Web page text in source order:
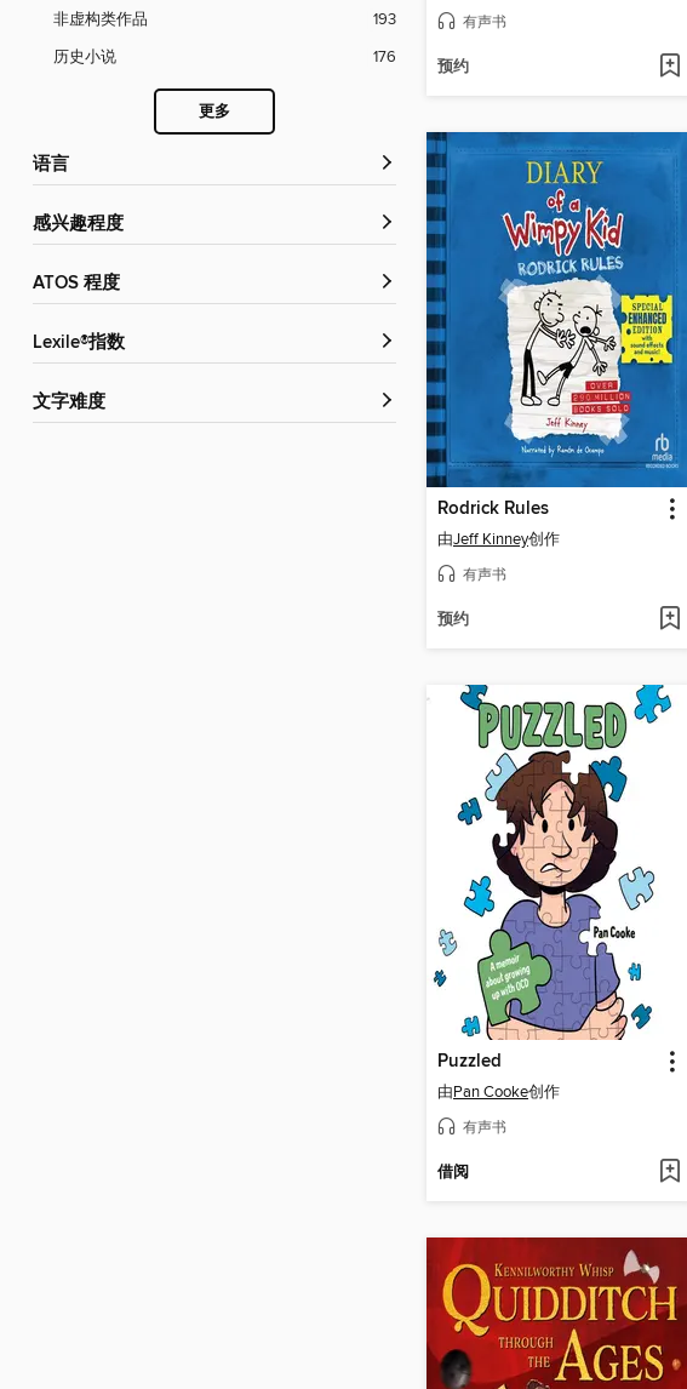
非虚构类作品
193
历史小说
176
更多
语言
感兴趣程度
ATOS 程度
Lexile®指数
文字难度
有声书
预约
Rodrick Rules
由Jeff Kinney创作
有声书
预约
Puzzled
由Pan Cooke创作
有声书
借阅